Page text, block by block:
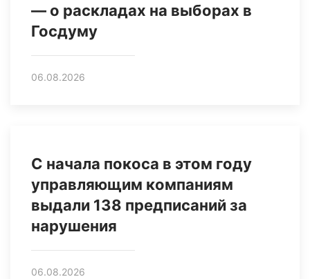
— о раскладах на выборах в
Госдуму
06.08.2026
С начала покоса в этом году
управляющим компаниям
выдали 138 предписаний за
нарушения
06.08.2026